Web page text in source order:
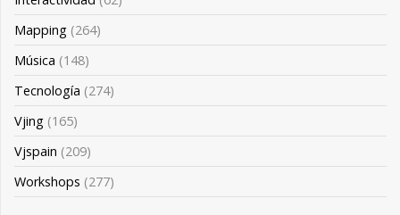
Mapping (264)
Música (148)
Tecnología (274)
Vjing (165)
Vjspain (209)
Workshops (277)